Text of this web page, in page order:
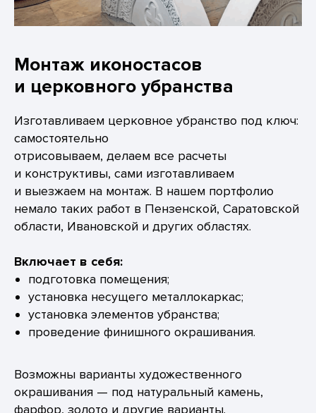
Монтаж иконостасов
и церковного убранства
Изготавливаем церковное убранство под ключ:
самостоятельно
отрисовываем, делаем все расчеты
и конструктивы, сами изготавливаем
и выезжаем на монтаж. В нашем портфолио
немало таких работ в Пензенской, Саратовской
области, Ивановской и других областях.
Включает в себя:
подготовка помещения;
установка несущего металлокаркас;
установка элементов убранства;
проведение финишного окрашивания.
Возможны варианты художественного
окрашивания — под натуральный камень,
фарфор, золото и другие варианты.